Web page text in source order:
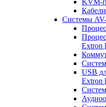
KVM-
Системы
Extron
USB
Extron